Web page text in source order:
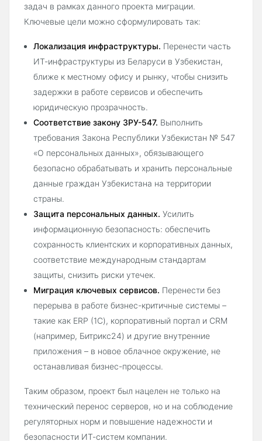
задач в рамках данного проекта миграции.
Ключевые цели можно сформулировать так:
Локализация инфраструктуры. Перенести часть
ИТ-инфраструктуры из Беларуси в Узбекистан,
ближе к местному офису и рынку, чтобы снизить
задержки в работе сервисов и обеспечить
юридическую прозрачность.
Соответствие закону ЗРУ-547. Выполнить
требования Закона Республики Узбекистан № 547
«О персональных данных», обязывающего
безопасно обрабатывать и хранить персональные
данные граждан Узбекистана на территории
страны.
Защита персональных данных. Усилить
информационную безопасность: обеспечить
сохранность клиентских и корпоративных данных,
соответствие международным стандартам
защиты, снизить риски утечек.
Миграция ключевых сервисов. Перенести без
перерыва в работе бизнес-критичные системы –
такие как ERP (1С), корпоративный портал и CRM
(например, Битрикс24) и другие внутренние
приложения – в новое облачное окружение, не
останавливая бизнес-процессы.
Таким образом, проект был нацелен не только на
технический перенос серверов, но и на соблюдение
регуляторных норм и повышение надежности и
безопасности ИТ-систем компании.